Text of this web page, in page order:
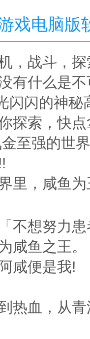
戏电脑版
战斗，探
有什么是
闪闪的神秘
探索，快
强的世界
，咸鱼为
想努力患
咸鱼之王。
便是我!
血，从青